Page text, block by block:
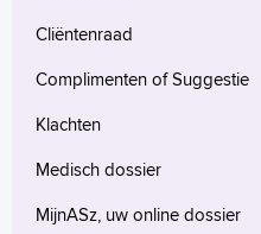
Cliëntenraad
Complimenten of Suggestie
Klachten
Medisch dossier
MijnASz, uw online dossier